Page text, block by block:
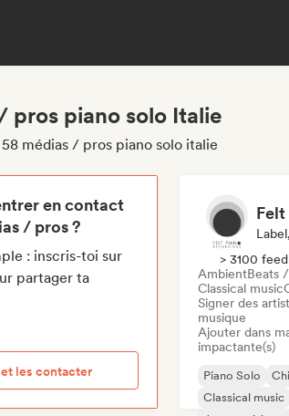
pros piano solo Italie
médias / pros piano solo italie
en contact
/ pros ?
: inscris-toi sur
partager ta
et les contacter
> 3100
AmbientBeats
Classical music
Signer des
musique
Ajouter dans
impactante(s)
Piano Solo
Classical music